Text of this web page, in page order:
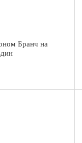
Бранч на